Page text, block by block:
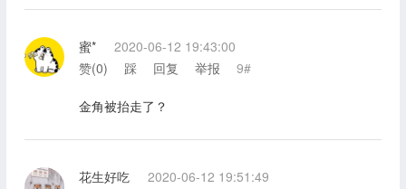
蜜*
2020-06-12 19:43:00
赞(0) 踩 回复 举报 9#
金角被抬走了？
花生好吃
2020-06-12 19:51:49